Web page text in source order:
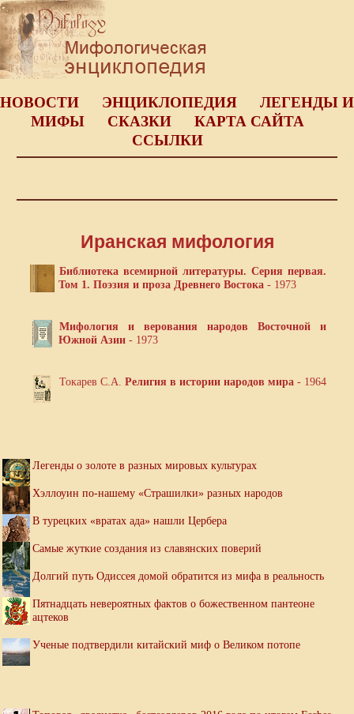
НОВОСТИ ЭНЦИКЛОПЕДИЯ
ЛЕГЕНДЫ И
МИФЫ
СКАЗКИ
КАРТА САЙТА
ССЫЛКИ
Иранская мифология
Библиотека всемирной литературы. Серия первая.
Том 1. Поэзия и проза Древнего Востока- 1973
Мифология и верования народов Восточной и
Южной Азии- 1973
Токарев С.А. Религия в истории народов мира- 1964
Легенды о золоте в разных мировых культурах
Хэллоуин по-нашему «Страшилки» разных народов
В турецких «вратах ада» нашли Цербера
Самые жуткие создания из славянских поверий
Долгий путь Одиссея домой обратится из мифа в реальность
Пятнадцать невероятных фактов о божественном пантеоне
ацтеков
Ученые подтвердили китайский миф о Великом потопе